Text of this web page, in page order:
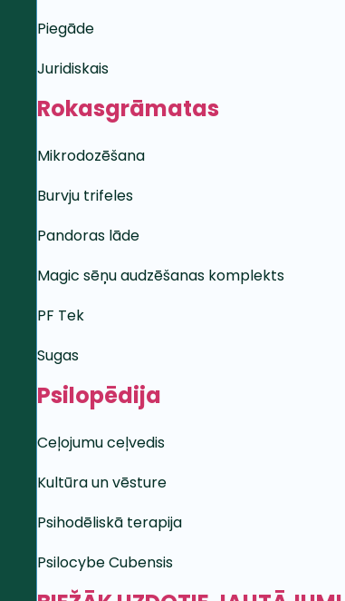
Piegāde
Juridiskais
Rokasgrāmatas
Mikrodozēšana
Burvju trifeles
Pandoras lāde
Magic sēņu audzēšanas komplekts
PF Tek
Sugas
Psilopēdija
Ceļojumu ceļvedis
Kultūra un vēsture
Psihodēliskā terapija
Psilocybe Cubensis